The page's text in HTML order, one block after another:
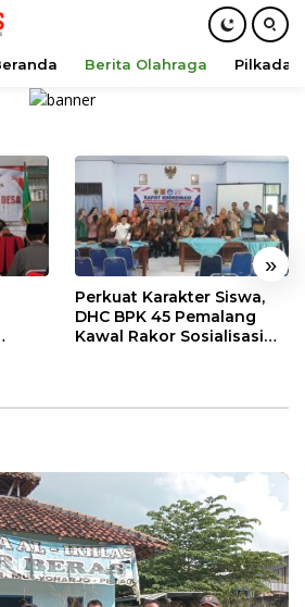
Berita Olahraga Pilkada
»
Perkuat Karakter Siswa,
DHC BPK 45 Pemalang
Kawal Rakor Sosialisasi